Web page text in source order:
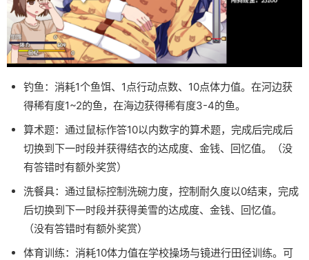
钓鱼：消耗1个鱼饵、1点行动点数、10点体力值。在河边获
得稀有度1~2的鱼，在海边获得稀有度3-4的鱼。
算术题：通过鼠标作答10以内数字的算术题，完成后完成后
切换到下一时段并获得结衣的达成度、金钱、回忆值。（没
有答错时有额外奖赏）
洗餐具：通过鼠标控制洗碗力度，控制耐久度以0结束，完成
后切换到下一时段并获得美雪的达成度、金钱、回忆值。
（没有答错时有额外奖赏）
体育训练：消耗10体力值在学校操场与镜进行田径训练。可